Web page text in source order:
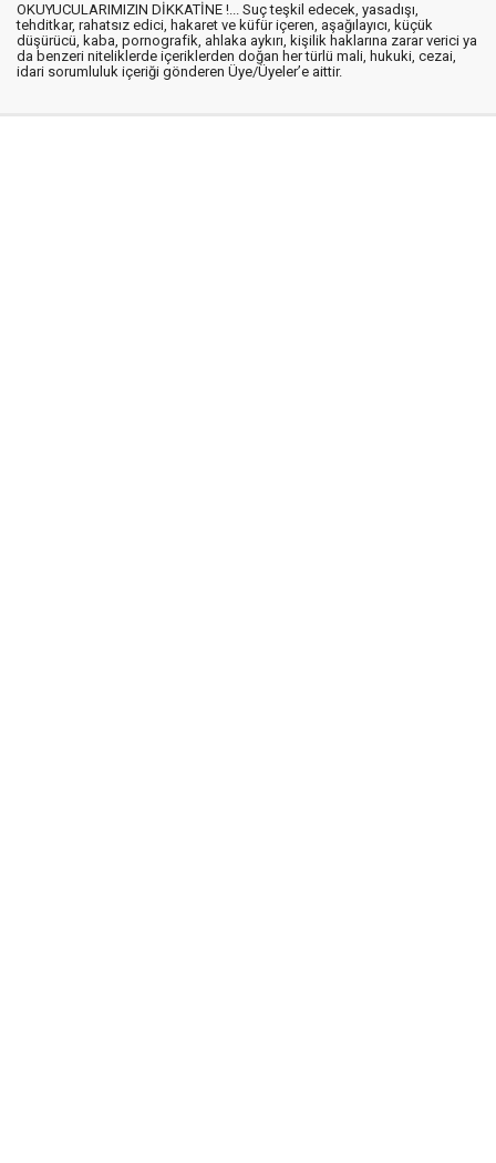
OKUYUCULARIMIZIN DİKKATİNE !... Suç teşkil edecek, yasadışı,
tehditkar, rahatsız edici, hakaret ve küfür içeren, aşağılayıcı, küçük
düşürücü, kaba, pornografik, ahlaka aykırı, kişilik haklarına zarar verici ya
da benzeri niteliklerde içeriklerden doğan her türlü mali, hukuki, cezai,
idari sorumluluk içeriği gönderen Üye/Üyeler’e aittir.